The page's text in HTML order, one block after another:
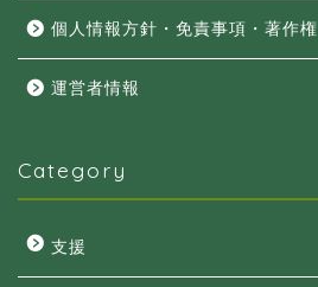
個人情報方針・免責事項・著作権
運営者情報
Category
支援